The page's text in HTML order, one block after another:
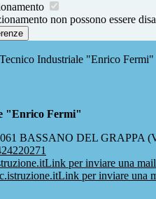
non possono essere
Industriale "Enrico Fermi"
"Enrico Fermi"
BASSANO DEL GRAPPA
Link per inviare una mail
Link per inviare una